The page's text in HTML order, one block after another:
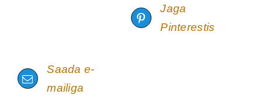
Jaga
Pinterestis
Saada e-
mailiga